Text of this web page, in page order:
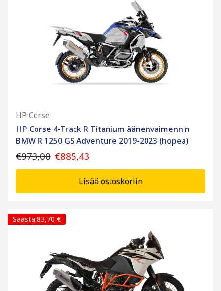
HP Corse
HP Corse 4-Track R Titanium äänenvaimennin
BMW R 1250 GS Adventure 2019-2023 (hopea)
€973,00 €885,43
Lisää ostoskoriin
Säästä 83,70 €